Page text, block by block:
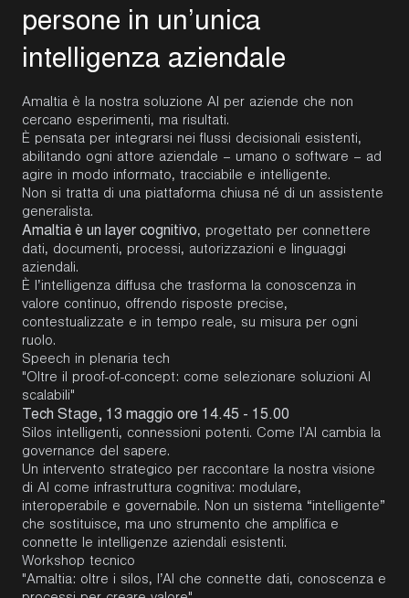
persone in un’unica
intelligenza aziendale
Amaltia è la nostra soluzione AI per aziende che non
cercano esperimenti, ma risultati.
È pensata per integrarsi nei flussi decisionali esistenti,
abilitando ogni attore aziendale – umano o software – ad
agire in modo informato, tracciabile e intelligente.
Non si tratta di una piattaforma chiusa né di un assistente
generalista.
Amaltia è un layer cognitivo, progettato per connettere
dati, documenti, processi, autorizzazioni e linguaggi
aziendali.
È l’intelligenza diffusa che trasforma la conoscenza in
valore continuo, offrendo risposte precise,
contestualizzate e in tempo reale, su misura per ogni
ruolo.
Speech in plenaria tech
"Oltre il proof-of-concept: come selezionare soluzioni AI
scalabili"
Tech Stage, 13 maggio ore 14.45 - 15.00
Silos intelligenti, connessioni potenti. Come l’AI cambia la
governance del sapere.
Un intervento strategico per raccontare la nostra visione
di AI come infrastruttura cognitiva: modulare,
interoperabile e governabile. Non un sistema “intelligente”
che sostituisce, ma uno strumento che amplifica e
connette le intelligenze aziendali esistenti.
Workshop tecnico
"Amaltia: oltre i silos, l’AI che connette dati, conoscenza e